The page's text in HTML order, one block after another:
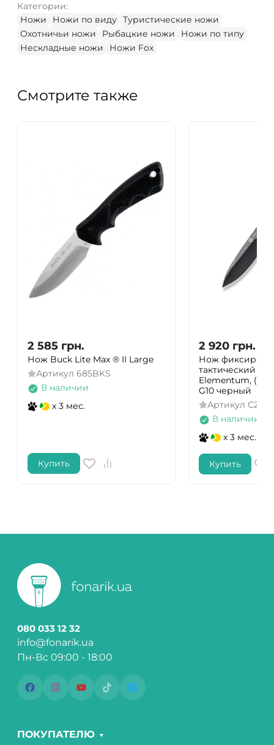
Категории:
Ножи
Ножи по виду Туристические ножи
Охотничьи ножи
Рыбацкие ножи
Ножи по типу
Нескладные ножи
Ножи Fox
Смотрите также
2 585 грн.
Нож Buck Lite Max ® II Large
Артикул 685BKS
В наличии
x 3 мес.
Купить
2 920 грн.
Нож
тактический
Elementum, (5.7
G10 черный
Артикул
В наличии
x 3 мес.
Купить
080 033 12 32
info@fonarik.ua
Пн-Вс 09:00 - 18:00
ПОКУПАТЕЛЮ